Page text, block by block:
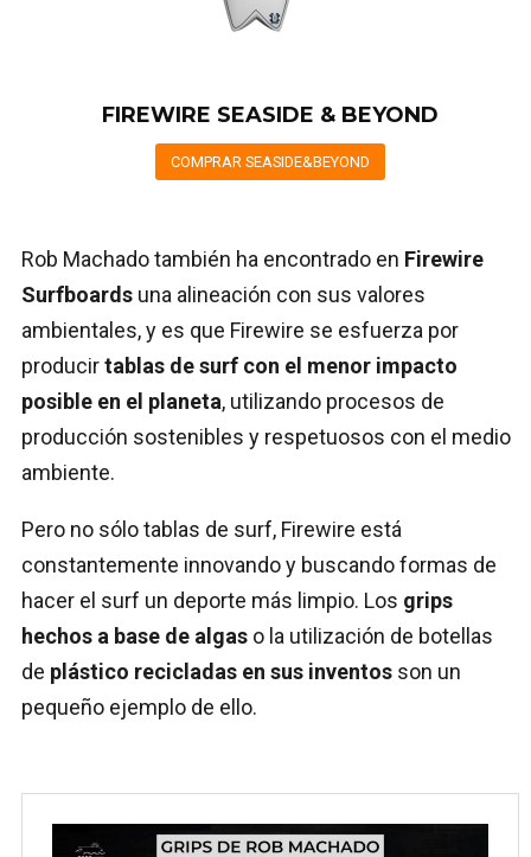
FIREWIRE SEASIDE & BEYOND
COMPRAR SEASIDE&BEYOND
Rob Machado también ha encontrado en Firewire
Surfboards una alineación con sus valores
ambientales, y es que Firewire se esfuerza por
producirtablas de surf con el menor impacto
posible en el planeta, utilizando procesos de
producción sostenibles y respetuosos con el medio
ambiente.
Pero no sólo tablas de surf, Firewire está
constantemente innovando y buscando formas de
hacer el surf un deporte más limpio. Los grips
hechos a base de algas o la utilización de botellas
de plástico recicladas en sus inventos son un
pequeño ejemplo de ello.